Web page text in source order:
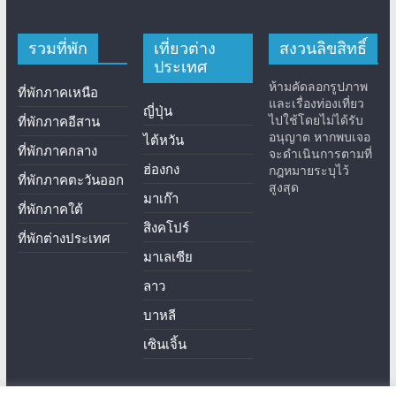
รวมที่พัก
ที่พักภาคเหนือ
ที่พักภาคอีสาน
ที่พักภาคกลาง
ที่พักภาคตะวันออก
ที่พักภาคใต้
ที่พักต่างประเทศ
เที่ยวต่าง
ประเทศ
ญี่ปุ่น
ไต้หวัน
ฮ่องกง
มาเก๊า
สิงคโปร์
มาเลเซีย
ลาว
บาหลี
เซินเจิ้น
สงวนลิขสิทธิ์
ห้ามคัดลอกรูปภาพ
และเรื่องท่องเที่ยว
ไปใช้โดยไม่ได้รับ
อนุญาต หากพบเจอ
จะดำเนินการตามที่
กฎหมายระบุไว้
สูงสุด